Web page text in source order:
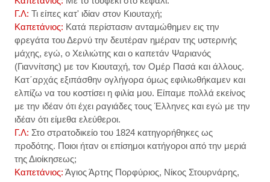
Γ.Λ: Τι είπες κατ' ιδίαν στον Κιουταχή;
Καπετάνιος: Κατά περίστασιν ανταμώθημεν εις την
φρεγάτα του Δερνύ την δευτέραν ημέραν της υστερινής
μάχης, εγώ, ο Χειλιώτης και ο καπετάν Ψαριανός
(Γιαννίτσης) με τον Κιουταχή, τον Ομέρ Πασά και άλλους.
Κατ΄αρχάς εξιπάσθην ογλήγορα όμως εφιλιωθήκαμεν και
ελπίζω να του κοστίσει η φιλία μου. Είπαμε πολλά εκείνος
με την ιδέαν ότι έχει ραγιάδες τους Έλληνες και εγώ με την
ιδέαν ότι είμεθα ελεύθεροι.
Γ.Λ: Στο στρατοδικείο του 1824 κατηγορήθηκες ως
προδότης. Ποιοι ήταν οι επίσημοι κατήγοροι από την μεριά
της Διοίκησεως;
Καπετάνιος: Άγιος Άρτης Πορφύριος, Νίκος Στουρνάρης,